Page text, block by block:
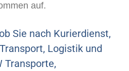
auf.
Sie nach Kurierdienst,
Logistik und
Transporte,